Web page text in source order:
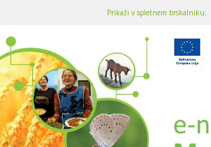
Prikaži v spletnem brskalniku.